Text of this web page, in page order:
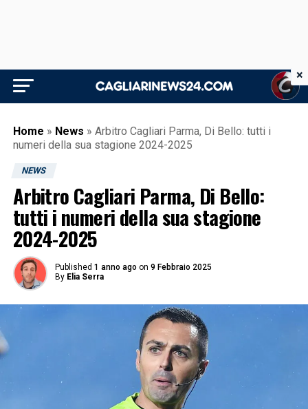
Home » News » Arbitro Cagliari Parma, Di Bello: tutti i
numeri della sua stagione 2024-2025
NEWS
Arbitro Cagliari Parma, Di Bello:
tutti i numeri della sua stagione
2024-2025
Published 1 anno ago on 9 Febbraio 2025
By Elia Serra
×